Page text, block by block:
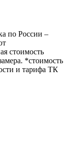
по России –
стоимость
*стоимость
и тарифа ТК